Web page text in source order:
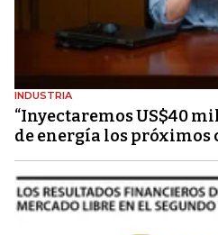
INDUSTRIA
“Inyectaremos US$40
de energía los próximos